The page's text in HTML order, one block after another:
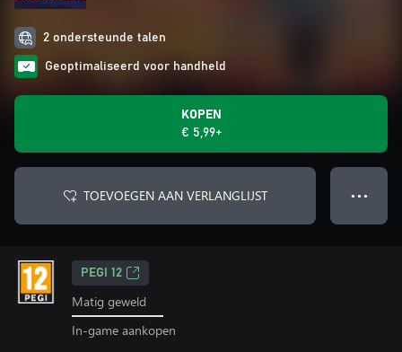
2 ondersteunde talen
Geoptimaliseerd voor handheld
KOPEN
€ 5,99+
TOEVOEGEN AAN VERLANGLIJST ● ● ●
PEGI 12
Matig geweld
In-game aankopen